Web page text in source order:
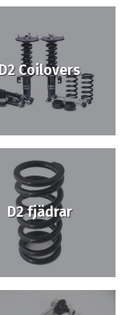
D2 Coilovers
D2 fjädrar